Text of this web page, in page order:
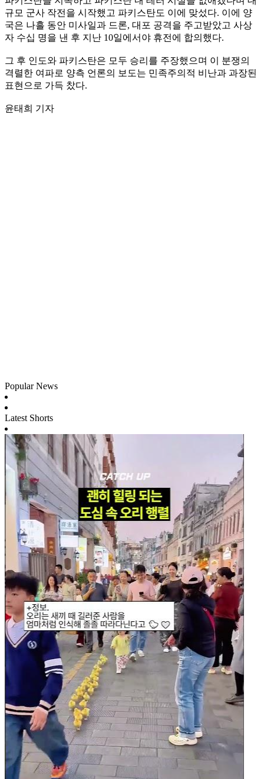
규모 군사 작전을 시작했고 파키스탄도 이에 맞섰다. 이에 양
국은 나흘 동안 미사일과 드론, 대포 공격을 주고받았고 사상
자 수십 명을 낸 후 지난 10일에서야 휴전에 합의했다.
그 후 인도와 파키스탄은 모두 승리를 주장했으며 이 분쟁의
격렬한 여파로 양측 언론의 보도는 민족주의적 비난과 과장된
표현으로 가득 찼다.
윤태희 기자
Popular News
Latest Shorts